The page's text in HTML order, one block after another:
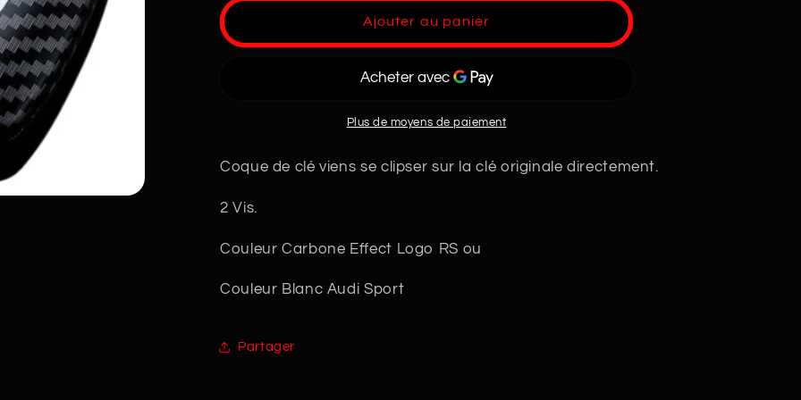
Coque
RS
Ajouter au panier
Plus de moyens de paiement
Coque de clé viens se clipser sur la clé originale directement.
2 Vis.
Couleur Carbone Effect Logo RS ou
Couleur Blanc Audi Sport
Partager